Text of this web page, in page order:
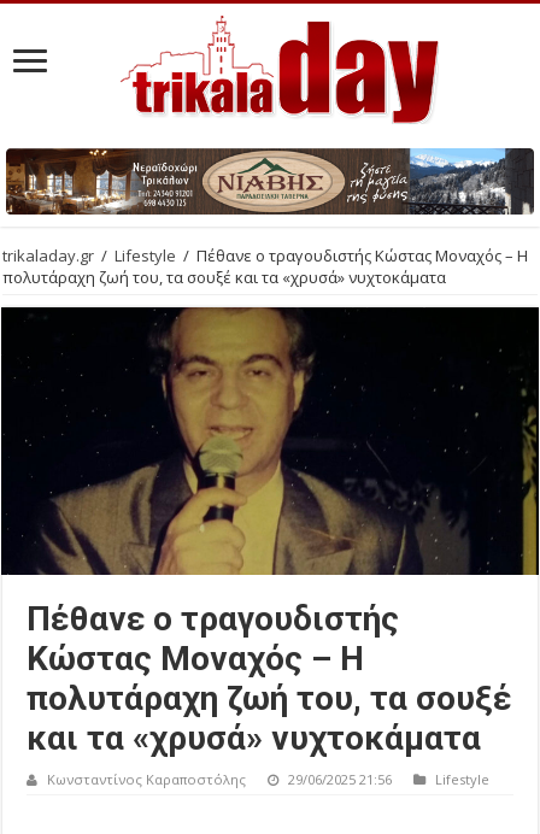
trikaladay.gr / Lifestyle / Πέθανε ο τραγουδιστής Κώστας Μοναχός – Η
πολυτάραχη ζωή του, τα σουξέ και τα «χρυσά» νυχτοκάματα
Πέθανε ο τραγουδιστής
Κώστας Μοναχός – Η
πολυτάραχη ζωή του, τα σουξέ
και τα «χρυσά» νυχτοκάματα
Κωνσταντίνος Καραποστόλης 29/06/2025 21:56 Lifestyle